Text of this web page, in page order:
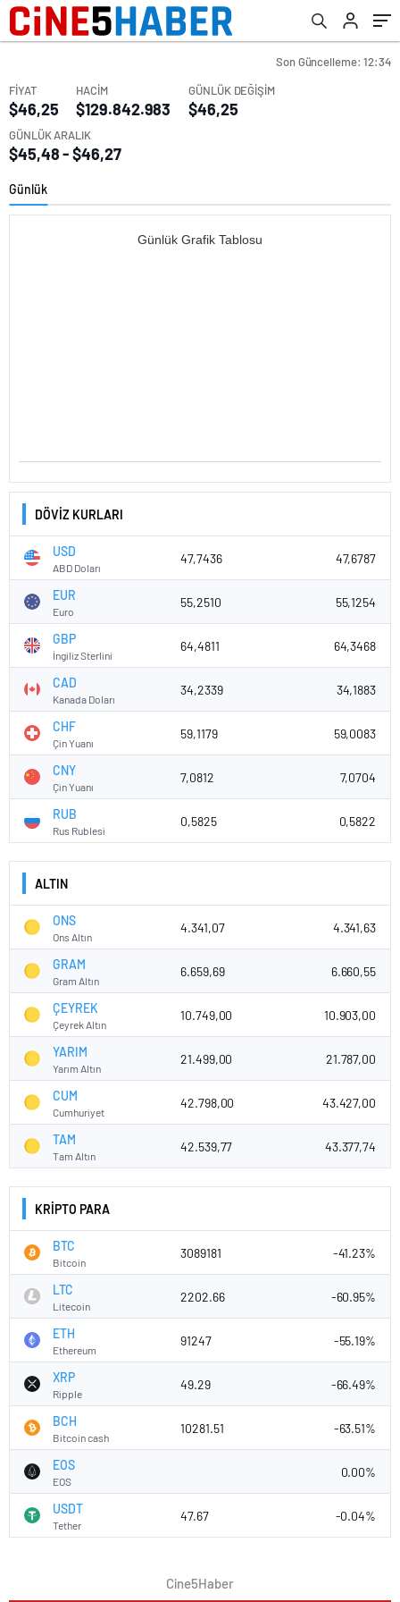
Son Güncelleme: 12:34
FİYAT
$46,25
HACİM
$129.842.983
GÜNLÜK DEĞİŞİM
$46,25
GÜNLÜK ARALIK
$45,48 - $46,27
Günlük
Günlük Grafik Tablosu
DÖVİZ KURLARI
USD
ABD Doları
47,7436 47,6787
EUR
Euro
55,2510 55,1254
GBP
İngiliz Sterlini
64,4811 64,3468
CAD
Kanada Doları
34,2339 34,1883
CHF
Çin Yuanı
59,1179 59,0083
CNY
Çin Yuanı
7,0812 7,0704
RUB
Rus Rublesi
0,5825 0,5822
ALTIN
ONS
Ons Altın
4.341,07 4.341,63
GRAM
Gram Altın
6.659,69 6.660,55
ÇEYREK
Çeyrek Altın
10.749,00 10.903,00
YARIM
Yarım Altın
21.499,00 21.787,00
CUM
Cumhuriyet
42.798,00 43.427,00
TAM
Tam Altın
42.539,77 43.377,74
KRİPTO PARA
BTC
Bitcoin
3089181 -41.23%
LTC
Litecoin
2202.66 -60.95%
ETH
Ethereum
91247 -55.19%
XRP
Ripple
49.29 -66.49%
BCH
Bitcoin cash
10281.51 -63.51%
EOS
EOS
0.00%
USDT
Tether
47.67 -0.04%
Cine5Haber